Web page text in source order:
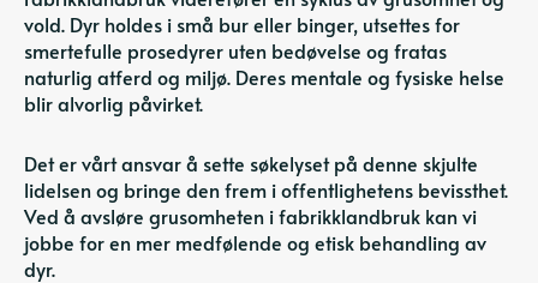
vold. Dyr holdes i små bur eller binger, utsettes for
smertefulle prosedyrer uten bedøvelse og fratas
naturlig atferd og miljø. Deres mentale og fysiske helse
blir alvorlig påvirket.
Det er vårt ansvar å sette søkelyset på denne skjulte
lidelsen og bringe den frem i offentlighetens bevissthet.
Ved å avsløre grusomheten i fabrikklandbruk kan vi
jobbe for en mer medfølende og etisk behandling av
dyr.